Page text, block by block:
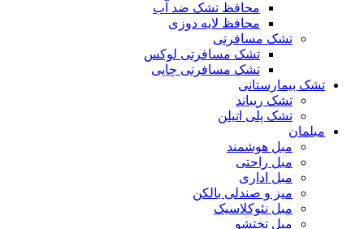
محافظ تشک ضد آب
محافظ لایه دوزی
تشک مسافرتی
تشک مسافرتی لوکس
تشک مسافرتی چاپی
تشک بیمارستانی
تشک ریباند
تشک پلی اتیلن
مبلمان
مبل هوشمند
مبل راحتی
مبل اداری
میز و صندلی بالکن
مبل نئوکلاسیک
مبل تختشو